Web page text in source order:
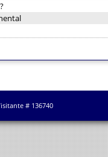
?
# 136740